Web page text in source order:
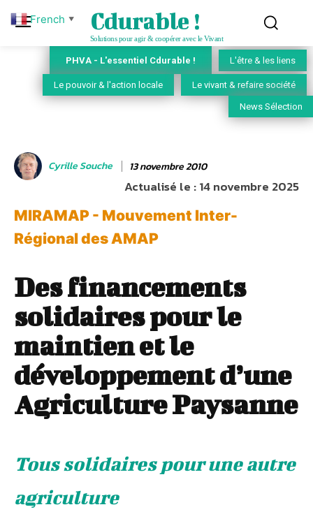
Cdurable !
Solutions pour agir & coopérer avec le Vivant
PHVA - L'essentiel Cdurable ! L'être & les liens
Le pouvoir & l'action locale Le vivant & refaire société
News Sélection
Cyrille Souche 13 novembre 2010
Actualisé le :14 novembre 2025
MIRAMAP - Mouvement Inter-
Régional des AMAP
Des financements
solidaires pour le
maintien et le
développement d’une
Agriculture Paysanne
Tous solidaires pour une autre
agriculture
French ▼